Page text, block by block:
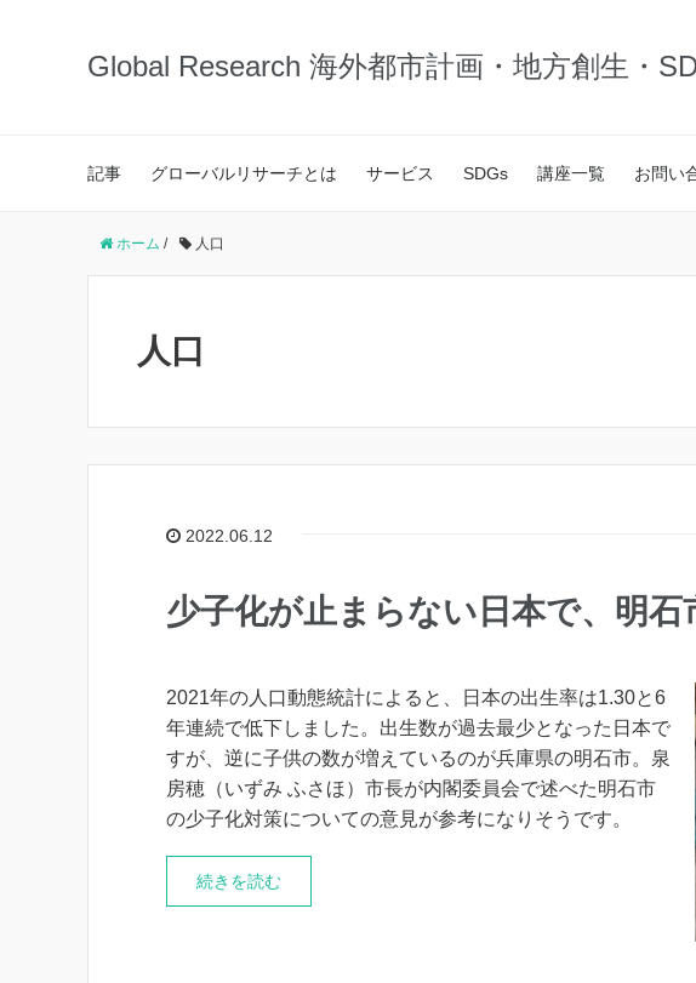
Global Research 海外都市計画・地方創生・
記事 グローバルリサーチとは サービス SDGs 講座一覧 お問い
ホーム / 人口
人口
2022.06.12
少子化が止まらない日本で、明石
2021年の人口動態統計によると、日本の出生率は1.30と6
年連続で低下しました。出生数が過去最少となった日本で
すが、逆に子供の数が増えているのが兵庫県の明石市。泉
房穂（いずみ ふさほ）市長が内閣委員会で述べた明石市
の少子化対策についての意見が参考になりそうです。
続きを読む